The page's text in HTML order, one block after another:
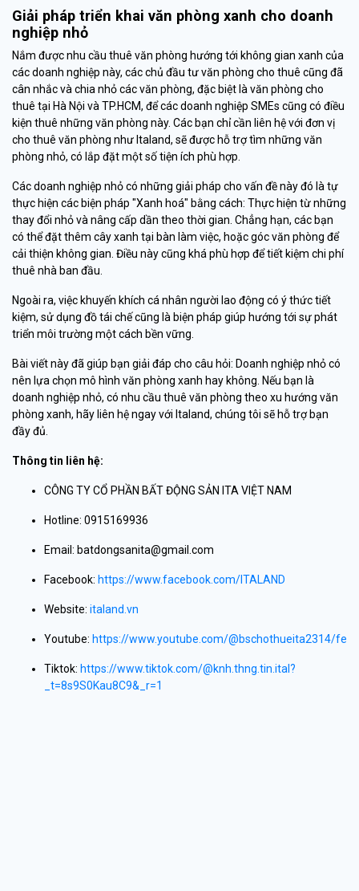
Giải pháp triển khai văn phòng xanh cho doanh
nghiệp nhỏ
Nắm được nhu cầu thuê văn phòng hướng tới không gian xanh của
các doanh nghiệp này, các chủ đầu tư văn phòng cho thuê cũng đã
cân nhắc và chia nhỏ các văn phòng, đặc biệt là văn phòng cho
thuê tại Hà Nội và TP.HCM, để các doanh nghiệp SMEs cũng có điều
kiện thuê những văn phòng này. Các bạn chỉ cần liên hệ với đơn vị
cho thuê văn phòng như Italand, sẽ được hỗ trợ tìm những văn
phòng nhỏ, có lắp đặt một số tiện ích phù hợp.
Các doanh nghiệp nhỏ có những giải pháp cho vấn đề này đó là tự
thực hiện các biện pháp "Xanh hoá" bằng cách: Thực hiện từ những
thay đổi nhỏ và nâng cấp dần theo thời gian. Chẳng hạn, các bạn
có thể đặt thêm cây xanh tại bàn làm việc, hoặc góc văn phòng để
cải thiện không gian. Điều này cũng khá phù hợp để tiết kiệm chi phí
thuê nhà ban đầu.
Ngoài ra, việc khuyến khích cá nhân người lao động có ý thức tiết
kiệm, sử dụng đồ tái chế cũng là biện pháp giúp hướng tới sự phát
triển môi trường một cách bền vững.
Bài viết này đã giúp bạn giải đáp cho câu hỏi: Doanh nghiệp nhỏ có
nên lựa chọn mô hình văn phòng xanh hay không. Nếu bạn là
doanh nghiệp nhỏ, có nhu cầu thuê văn phòng theo xu hướng văn
phòng xanh, hãy liên hệ ngay với Italand, chúng tôi sẽ hỗ trợ bạn
đầy đủ.
Thông tin liên hệ:
CÔNG TY CỔ PHẦN BẤT ĐỘNG SẢN ITA VIỆT NAM
Hotline: 0915169936
Email: batdongsanita@gmail.com
Facebook: https://www.facebook.com/ITALAND
Website: italand.vn
Youtube: https://www.youtube.com/@bschothueita2314/
Tiktok: https://www.tiktok.com/@knh.thng.tin.ital?
_t=8s9S0Kau8C9&_r=1